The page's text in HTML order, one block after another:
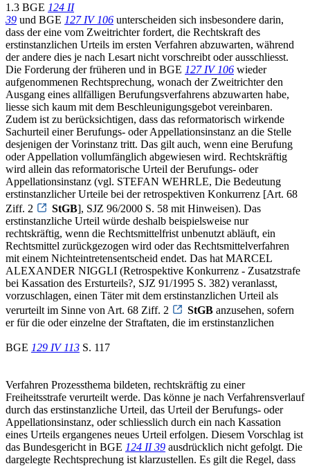
1.3 BGE 124 II
39 und BGE 127 IV 106 unterscheiden sich insbesondere darin,
dass der eine vom Zweitrichter fordert, die Rechtskraft des
erstinstanzlichen Urteils im ersten Verfahren abzuwarten, während
der andere dies je nach Lesart nicht vorschreibt oder ausschliesst.
Die Forderung der früheren und in BGE 127 IV 106 wieder
aufgenommenen Rechtsprechung, wonach der Zweitrichter den
Ausgang eines allfälligen Berufungsverfahrens abzuwarten habe,
liesse sich kaum mit dem Beschleunigungsgebot vereinbaren.
Zudem ist zu berücksichtigen, dass das reformatorisch wirkende
Sachurteil einer Berufungs- oder Appellationsinstanz an die Stelle
desjenigen der Vorinstanz tritt. Das gilt auch, wenn eine Berufung
oder Appellation vollumfänglich abgewiesen wird. Rechtskräftig
wird allein das reformatorische Urteil der Berufungs- oder
Appellationsinstanz (vgl. STEFAN WEHRLE, Die Bedeutung
erstinstanzlicher Urteile bei der retrospektiven Konkurrenz [Art. 68
Ziff. 2
StGB], SJZ 96/2000 S. 58 mit Hinweisen). Das
erstinstanzliche Urteil würde deshalb beispielsweise nur
rechtskräftig, wenn die Rechtsmittelfrist unbenutzt abläuft, ein
Rechtsmittel zurückgezogen wird oder das Rechtsmittelverfahren
mit einem Nichteintretensentscheid endet. Das hat MARCEL
ALEXANDER NIGGLI (Retrospektive Konkurrenz - Zusatzstrafe
bei Kassation des Ersturteils?, SJZ 91/1995 S. 382) veranlasst,
vorzuschlagen, einen Täter mit dem erstinstanzlichen Urteil als
verurteilt im Sinne von Art. 68 Ziff. 2
StGB anzusehen, sofern
er für die oder einzelne der Straftaten, die im erstinstanzlichen
BGE 129 IV 113 S. 117
Verfahren Prozessthema bildeten, rechtskräftig zu einer
Freiheitsstrafe verurteilt werde. Das könne je nach Verfahrensverlauf
durch das erstinstanzliche Urteil, das Urteil der Berufungs- oder
Appellationsinstanz, oder schliesslich durch ein nach Kassation
eines Urteils ergangenes neues Urteil erfolgen. Diesem Vorschlag ist
das Bundesgericht in BGE 124 II 39 ausdrücklich nicht gefolgt. Die
dargelegte Rechtsprechung ist klarzustellen. Es gilt die Regel, dass